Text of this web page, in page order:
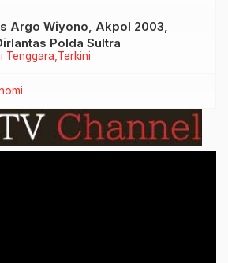
Tenggara Terkini
Argo Wiyono, Akpol 2003,
Polda Sultra